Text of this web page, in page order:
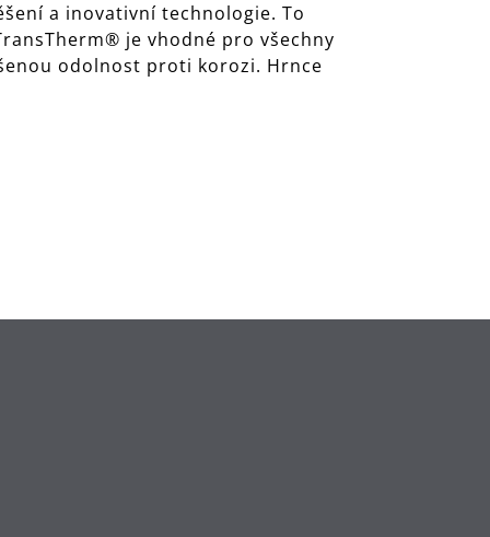
a inovativní technologie. To
je vhodné pro všechny
odolnost proti korozi. Hrnce